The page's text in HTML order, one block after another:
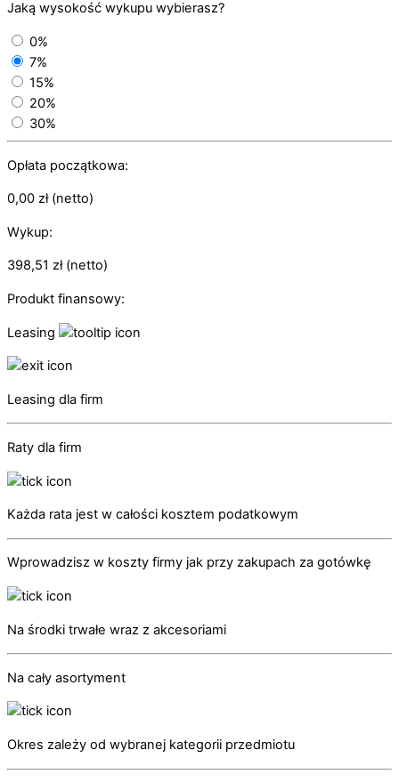
Jaką wysokość wykupu wybierasz?
0%
7%
15%
20%
30%
Opłata początkowa:
0,00 zł(netto)
Wykup:
398,51 zł(netto)
Produkt finansowy:
Leasing
Leasing dla firm
Raty dla firm
Każda rata jest w całości kosztem podatkowym
Wprowadzisz w koszty firmy jak przy zakupach za gotówkę
Na środki trwałe wraz z akcesoriami
Na cały asortyment
Okres zależy od wybranej kategorii przedmiotu